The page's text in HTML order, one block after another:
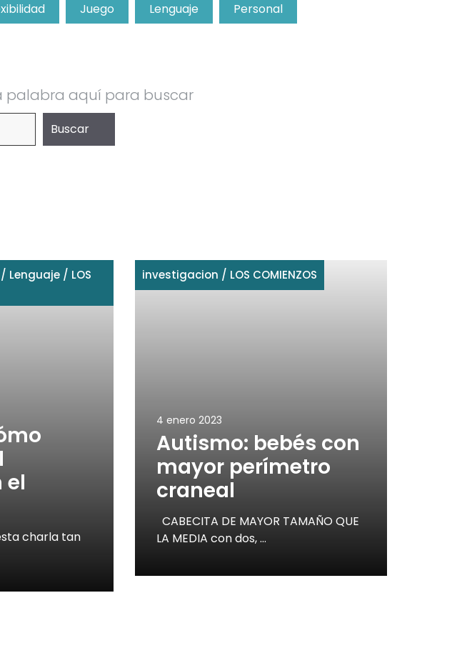
Juego Lenguaje
Personal
palabra aquí para buscar
Buscar
/ Lenguaje / LOS
el
charla tan
investigacion / LOS COMIENZOS
4 enero 2023
Autismo: bebés con
mayor perímetro
craneal
CABECITA DE MAYOR TAMAÑO QUE
LA MEDIA con dos, …